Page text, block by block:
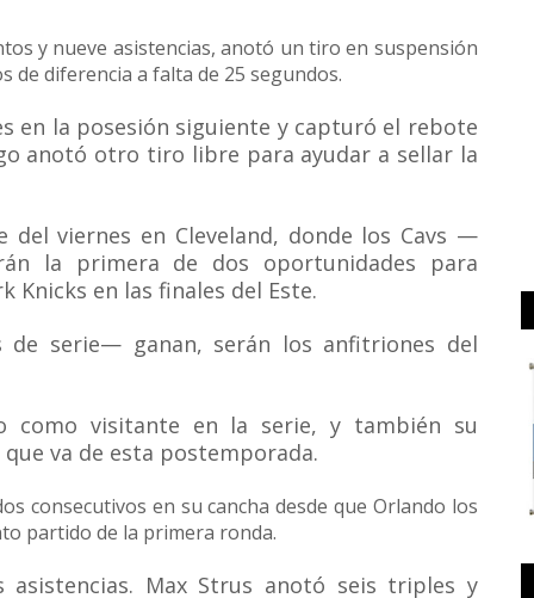
y nueve asistencias, anotó un tiro en suspensión
de diferencia a falta de 25 segundos.
en la posesión siguiente y capturó el rebote
anotó otro tiro libre para ayudar a sellar la
viernes en Cleveland, donde los Cavs —
la primera de dos oportunidades para
Knicks en las finales del Este.
serie— ganan, serán los anfitriones del
como visitante en la serie, y también su
va de esta postemporada.
consecutivos en su cancha desde que Orlando los
partido de la primera ronda.
Max Strus anotó seis triples y